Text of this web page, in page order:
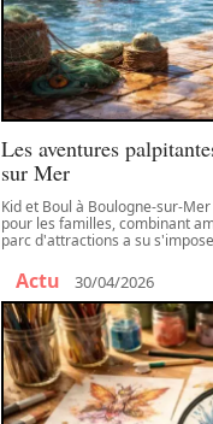
Les aventures
sur Mer
Kid et Boul à Boulogne-sur-
pour les familles, combinant
parc d'attractions a su
Actu 30/04/2026